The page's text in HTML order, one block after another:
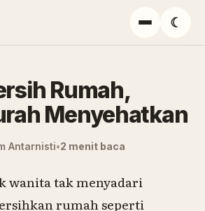
Menu
☾
Rumah,
Menyehatkan
Antarnisti 2 menit baca
wanita tak menyadari
rumah seperti